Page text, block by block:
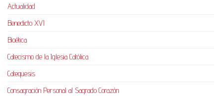
Actualidad
Benedicto XVI
Bioética
Catecismo de la Iglesia Católica
Catequesis
Consagración Personal al Sagrado Corazón